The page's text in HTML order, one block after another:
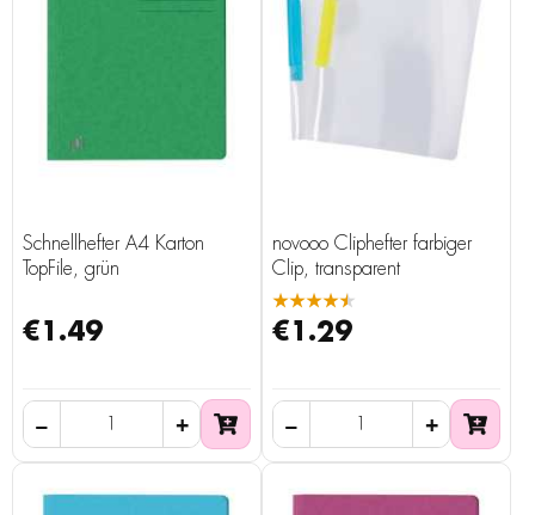
Schnellhefter A4 Karton
TopFile, grün
€1.49
novooo Cliphefter farbiger
Clip, transparent
★★★★★
€1.29